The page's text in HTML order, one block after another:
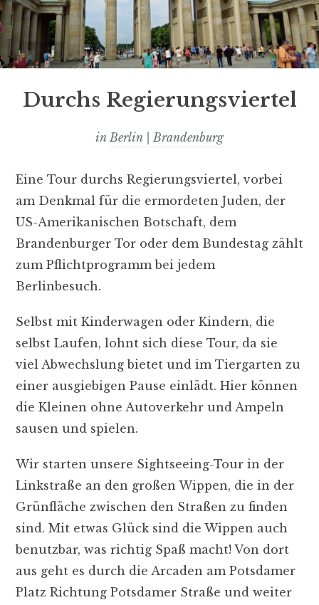
Durchs Regierungsviertel
in Berlin | Brandenburg
Eine Tour durchs Regierungsviertel, vorbei
am Denkmal für die ermordeten Juden, der
US-Amerikanischen Botschaft, dem
Brandenburger Tor oder dem Bundestag zählt
zum Pflichtprogramm bei jedem
Berlinbesuch.
Selbst mit Kinderwagen oder Kindern, die
selbst Laufen, lohnt sich diese Tour, da sie
viel Abwechslung bietet und im Tiergarten zu
einer ausgiebigen Pause einlädt. Hier können
die Kleinen ohne Autoverkehr und Ampeln
sausen und spielen.
Wir starten unsere Sightseeing-Tour in der
Linkstraße an den großen Wippen, die in der
Grünfläche zwischen den Straßen zu finden
sind. Mit etwas Glück sind die Wippen auch
benutzbar, was richtig Spaß macht! Von dort
aus geht es durch die Arcaden am Potsdamer
Platz Richtung Potsdamer Straße und weiter